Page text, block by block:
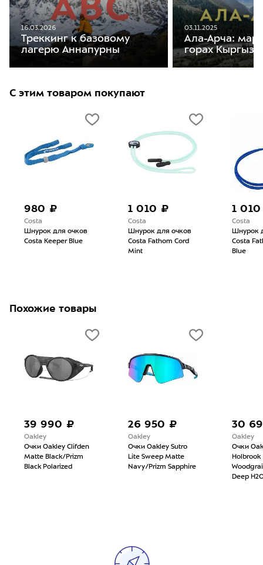
16.03.2026
Треккинг к базовому
лагерю Аннапурны
03.11.2025
Ала-Арча:
горах
С этим товаром покупают
980 ₽
Costa
Шнурок для очков
Costa Keeper Blue
1 010 ₽
Costa
Шнурок для очков
Costa Fathom Cord
Mint
1
Costa
Шнурок
Costa
Blue
Похожие товары
39 990 ₽
Oakley
Очки Oakley Clifden
Matte Black/Prizm
Black Polarized
26 950 ₽
Oakley
Очки Oakley Sutro
Lite Sweep Matte
Navy/Prizm Sapphire
30
Oakley
Очки
Holbrook
Deep